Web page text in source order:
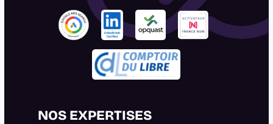
NOS EXPERTISES